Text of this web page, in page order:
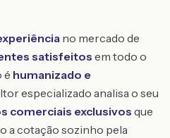
no mercado de
satisfeitos em todo o
é humanizado e
especializado analisa o seu
comerciais exclusivos que
a cotação sozinho pela